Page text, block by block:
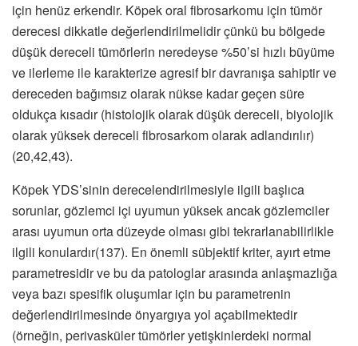
için henüz erkendir. Köpek oral fibrosarkomu için tümör
derecesi dikkatle değerlendirilmelidir çünkü bu bölgede
düşük dereceli tümörlerin neredeyse %50’si hızlı büyüme
ve ilerleme ile karakterize agresif bir davranışa sahiptir ve
dereceden bağımsız olarak nükse kadar geçen süre
oldukça kısadır (histolojik olarak düşük dereceli, biyolojik
olarak yüksek dereceli fibrosarkom olarak adlandırılır)
(20,42,43).
Köpek YDS’sinin derecelendirilmesiyle ilgili başlıca
sorunlar, gözlemci içi uyumun yüksek ancak gözlemciler
arası uyumun orta düzeyde olması gibi tekrarlanabilirlikle
ilgili konulardır(137). En önemli sübjektif kriter, ayırt etme
parametresidir ve bu da patologlar arasında anlaşmazlığa
veya bazı spesifik oluşumlar için bu parametrenin
değerlendirilmesinde önyargıya yol açabilmektedir
(örneğin, perivasküler tümörler yetişkinlerdeki normal